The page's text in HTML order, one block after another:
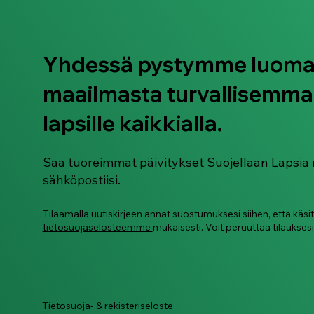
Älylaseja käytetään jo nyt
naisten ja lasten
salakuvaamiseen
Yhdessä pystymme
maailmasta
lapsille kaikkialla.
Saa tuoreimmat päivitykset Suojellaan Lapsia
sähköpostiisi.
Tilaamalla uutiskirjeen annat suostumuksesi siihen, että
tietosuojaselosteemme mukaisesti. Voit peruuttaa
Tietosuoja- & rekisteriseloste